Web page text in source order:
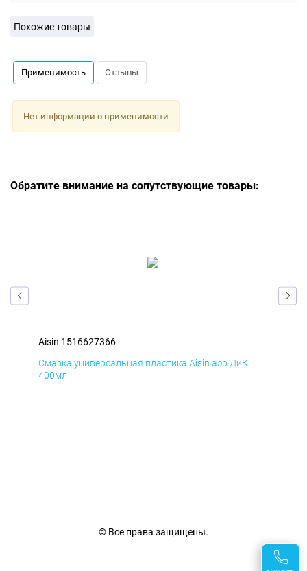
Похожие товары
Применимость Отзывы
Нет информации о применимости
Обратите внимание на сопутствующие товары:
Aisin 1516627366
Смазка универсальная пластика Aisin аэр ДиК
400мл
© Все права защищены.